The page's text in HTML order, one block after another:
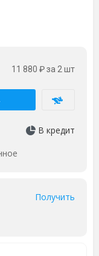
11 880 ₽за 2 шт
В кредит
Получить